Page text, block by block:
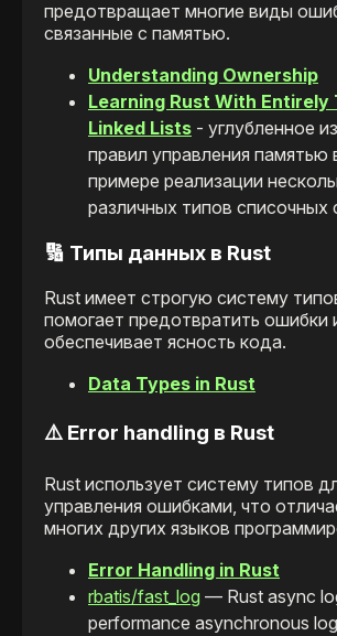
предотвращает многие виды
связанные с памятью.
Understanding Ownership
Learning Rust With Entirely
Linked Lists - углубленное
правил управления памятью
примере реализации
различных типов списочных
🔢 Типы данных в Rust
Rust имеет строгую систему
помогает предотвратить ошибки
обеспечивает ясность кода.
Data Types in Rust
⚠️ Error handling в Rust
Rust использует систему типов
управления ошибками, что
многих других языков
Error Handling in Rust
rbatis/fast_log — Rust async
performance asynchronous